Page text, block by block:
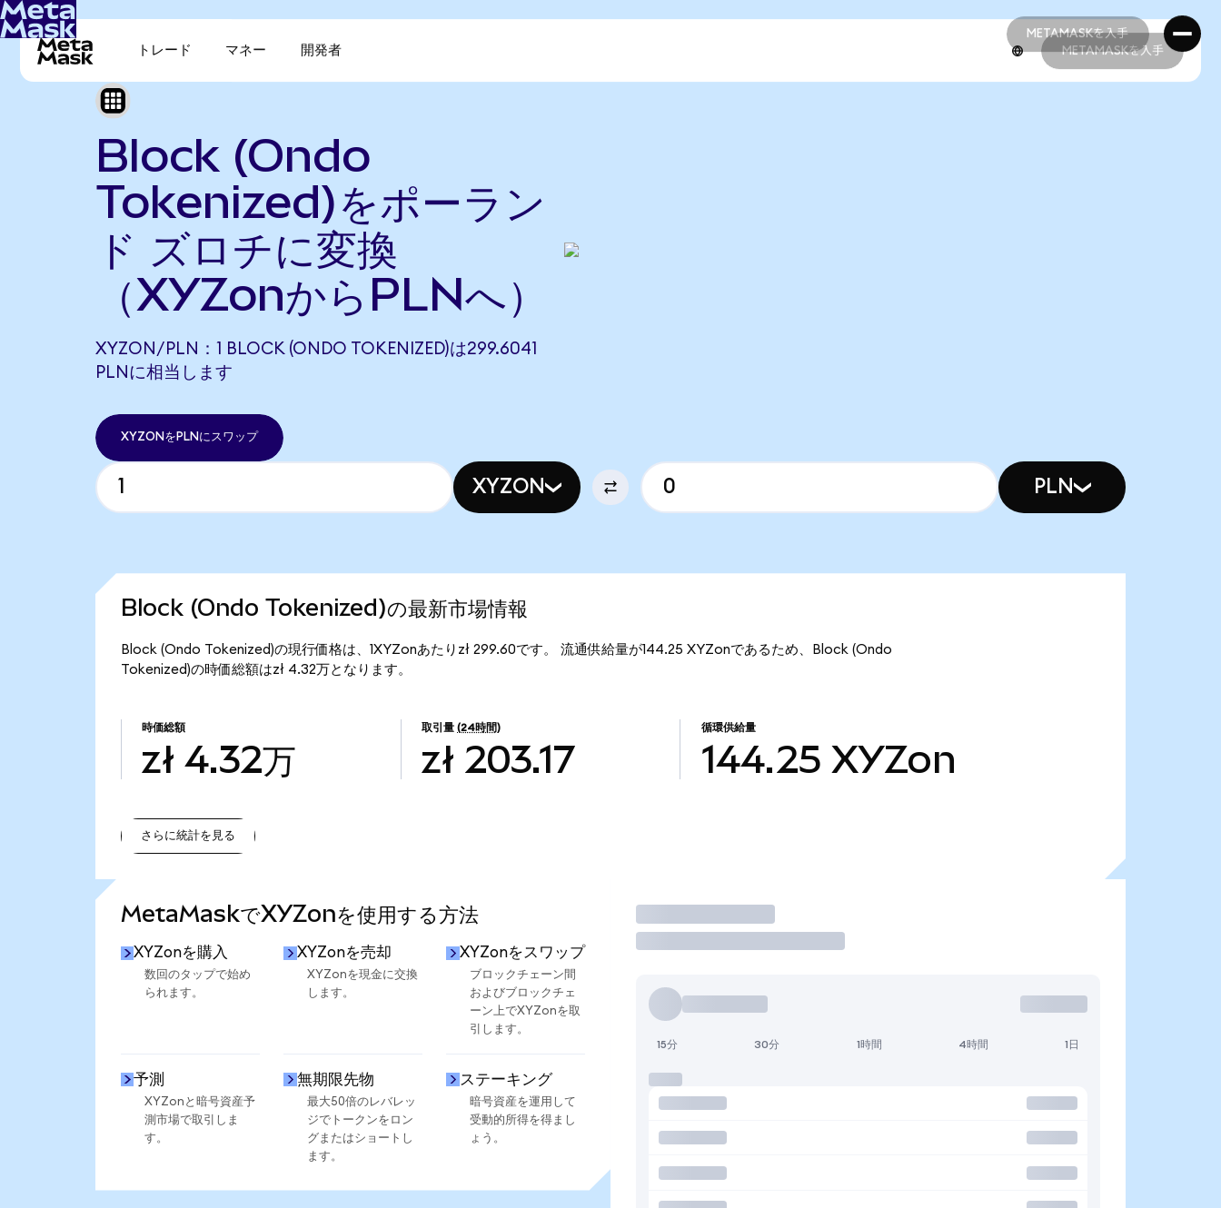
METAMASKを入手
METAMASKを入手
トレード マネー 開発者 METAMASKを入手
Block (Ondo
Tokenized)をポーラン
ド ズロチに変換
（XYZonからPLNへ）
XYZON/PLN：1 BLOCK (ONDO TOKENIZED)は299.6041
PLNに相当します
XYZONをPLNにスワップ
XYZON PLN
Block (Ondo Tokenized)の最新市場情報
Block (Ondo Tokenized)の現行価格は、1XYZonあたりzł 299.60です。 流通供給量が144.25 XYZonであるため、Block (Ondo
Tokenized)の時価総額はzł 4.32万となります。
時価総額
zł 4.32万
取引量 (24時間)
zł 203.17
循環供給量
144.25 XYZon
さらに統計を見る
MetaMaskでXYZonを使用する方法
XYZonを購入
数回のタップで始め
られます。
XYZonを売却
XYZonを現金に交換
します。
XYZonをスワップ
ブロックチェーン間
およびブロックチェ
ーン上でXYZonを取
引します。
予測
XYZonと暗号資産予
測市場で取引しま
す。
無期限先物
最大50倍のレバレッ
ジでトークンをロン
グまたはショートし
ます。
ステーキング
暗号資産を運用して
受動的所得を得まし
ょう。
取引
15分 30分 1時間 4時間 1日